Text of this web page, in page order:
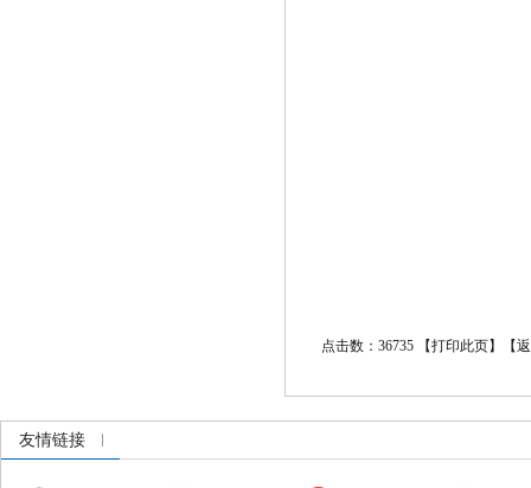
点击数：36735 【打印此页】【
友情链接